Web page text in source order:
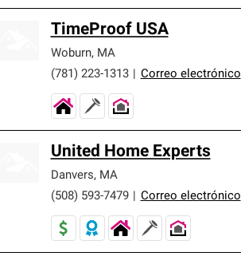
TimeProof USA
Woburn, MA
(781) 223-1313
Correo electrónico
United Home Experts
Danvers, MA
(508) 593-7479
Correo electrónico